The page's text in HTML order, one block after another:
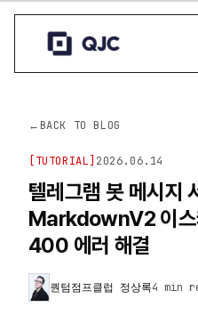
← BACK TO BLOG
TUTORIAL 2026.06.14
텔레그램 봇 메시지
MarkdownV2 이스
400 에러 해결
퀀텀점프클럽 정상록4 min